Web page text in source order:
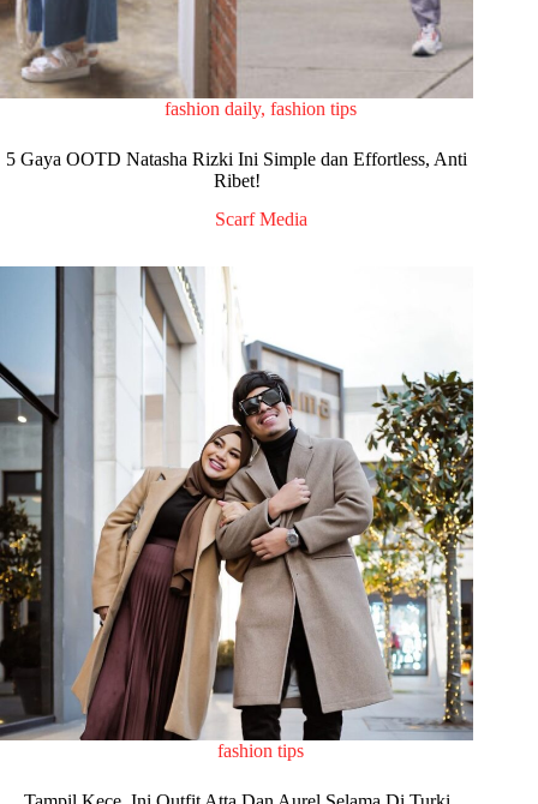
fashion daily,fashion tips
5 Gaya OOTD Natasha Rizki Ini Simple dan Effortless, Anti
Ribet!
Scarf Media
fashion tips